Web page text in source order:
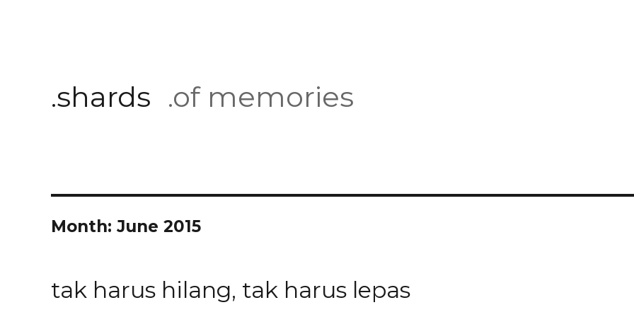
.shards .of memories
Month: June 2015
tak harus hilang, tak harus lepas